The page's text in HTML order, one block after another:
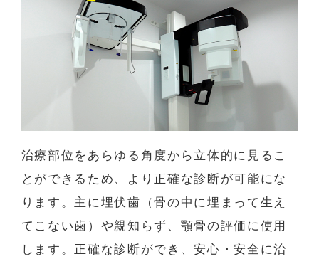
治療部位をあらゆる角度から立体的に見るこ
とができるため、より正確な診断が可能にな
ります。主に埋伏歯（骨の中に埋まって生え
てこない歯）や親知らず、顎骨の評価に使用
します。正確な診断ができ、安心・安全に治